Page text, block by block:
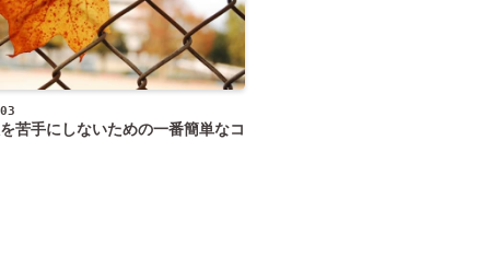
苦手にしないための一番簡単なコ